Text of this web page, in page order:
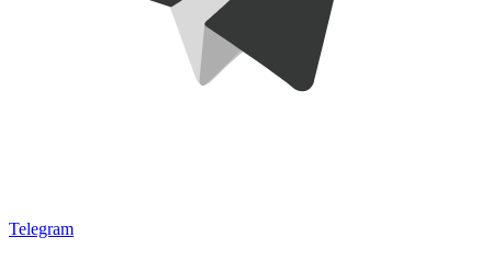
Telegram